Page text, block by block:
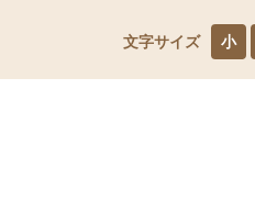
文字サイズ 小